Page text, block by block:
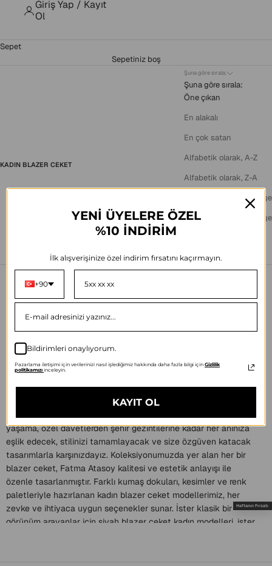
Giriş Yap / Kayıt
Ol
Sepet
Sepetiniz boş
KADIN BLAZER CEKET
Şuna göre sırala:
Şuna göre sırala:
Öne çıkan
En alakalı
En çok satan
Alfabetik olarak, A-Z
Alfabetik olarak, Z-A
Fiyat, düşükten yükseğe
Fiyat, yüksekten düşüğe
Tarih, yeniden eskiye
Ana Sayfa /Kadın Blazer Ceket
Kadın Blazer Ceket
Fatma Atasoy olarak, tesettür giyim dünyasında şıklığı ve
zarafeti ön planda tutarken, modern kadının gardırobunun
vazgeçilmez parçalarından biri olan kadın blazer ceket
yaşama, özel davetlerden şehir gezintilerine kadar her anınıza
eşlik edecek, stilinizi tamamlayacak ve size özgüven katacak
tasarımlarla karşınızdayız. Koleksiyonumuzda yer alan her bir
blazer ceket, Fatma Atasoy kalitesi ve estetik anlayışı ile
özenle tasarlanmıştır. Farklı kumaş dokuları, kesimler ve renk
paletleriyle hazırlanan kadın blazer ceket modellerimiz, her
zevke ve ihtiyaca uygun seçenekler sunar. İster klasik bir
görünüm arayanlar için siyah blazer ceket kadın modelleri, ister
Haftanın Fırsatı
YENİ ÜYELERE ÖZEL
%10 İNDİRİM
İlk alışverişinize özel indirim fırsatını kaçırmayın.
+90
Bildirimleri onaylıyorum.
Pazarlama iletişimi için verilerinizi nasıl işlediğimiz hakkında daha fazla bilgi için Gizlilik
politikamızı inceleyin.
KAYIT OL